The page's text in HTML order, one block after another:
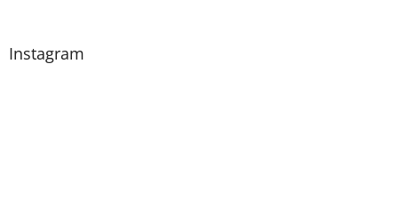
Instagram